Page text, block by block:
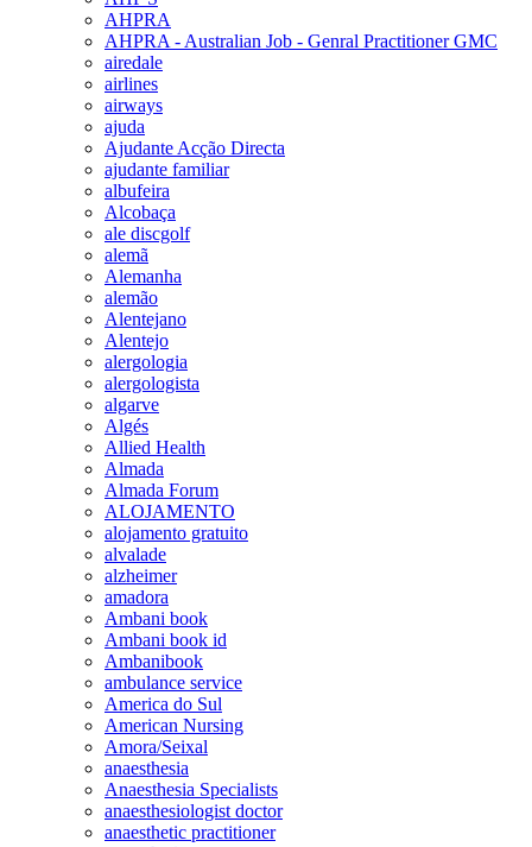
AHPRA
AHPRA - Australian Job - Genral Practitioner GMC
airedale
airlines
airways
ajuda
Ajudante Acção Directa
ajudante familiar
albufeira
Alcobaça
ale discgolf
alemã
Alemanha
alemão
Alentejano
Alentejo
alergologia
alergologista
algarve
Algés
Allied Health
Almada
Almada Forum
ALOJAMENTO
alojamento gratuito
alvalade
alzheimer
amadora
Ambani book
Ambani book id
Ambanibook
ambulance service
America do Sul
American Nursing
Amora/Seixal
anaesthesia
Anaesthesia Specialists
anaesthesiologist doctor
anaesthetic practitioner